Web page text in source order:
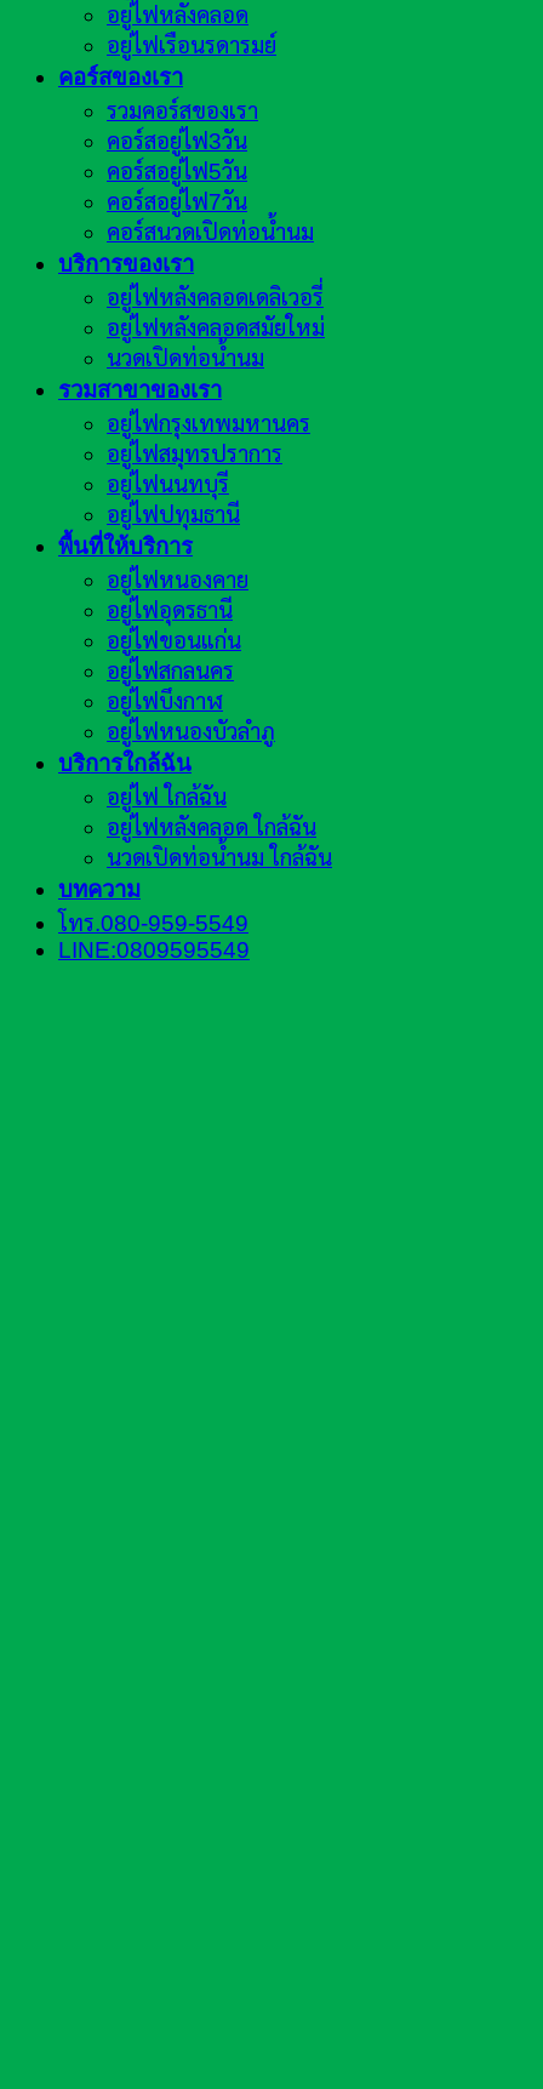
อยู่ไฟหลังคลอด
อยู่ไฟเรือนรดารมย์
คอร์สของเรา
รวมคอร์สของเรา
คอร์สอยู่ไฟ3วัน
คอร์สอยู่ไฟ5วัน
คอร์สอยู่ไฟ7วัน
คอร์สนวดเปิดท่อน้ำนม
บริการของเรา
อยู่ไฟหลังคลอดเดลิเวอรี่
อยู่ไฟหลังคลอดสมัยใหม่
นวดเปิดท่อน้ำนม
รวมสาขาของเรา
อยู่ไฟกรุงเทพมหานคร
อยู่ไฟสมุทรปราการ
อยู่ไฟนนทบุรี
อยู่ไฟปทุมธานี
พื้นที่ให้บริการ
อยู่ไฟหนองคาย
อยู่ไฟอุดรธานี
อยู่ไฟขอนแก่น
อยู่ไฟสกลนคร
อยู่ไฟบึงกาฬ
อยู่ไฟหนองบัวลำภู
บริการใกล้ฉัน
อยู่ไฟ ใกล้ฉัน
อยู่ไฟหลังคลอด ใกล้ฉัน
นวดเปิดท่อน้ำนม ใกล้ฉัน
บทความ
โทร.080-959-5549
LINE:0809595549